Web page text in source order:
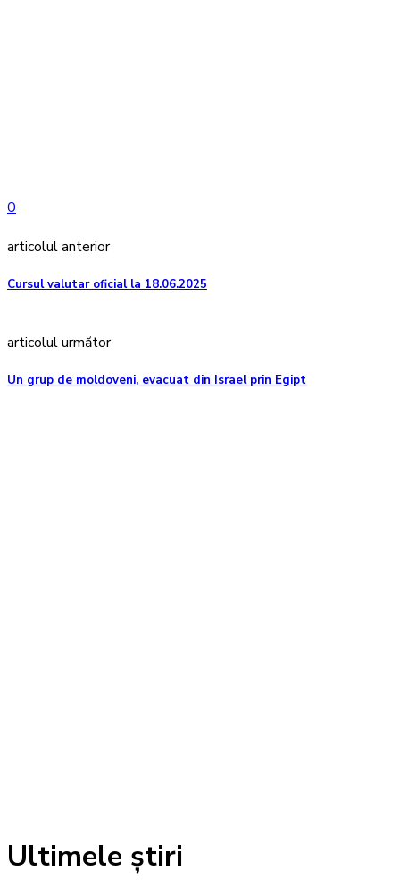
0
articolul anterior
Cursul valutar oficial la 18.06.2025
articolul următor
Un grup de moldoveni, evacuat din Israel prin Egipt
Ultimele știri